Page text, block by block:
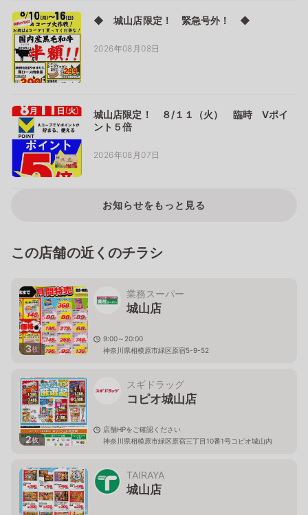
◆ 城山店限定！ 緊急号外！ ◆
2026年08月08日
城山店限定！ ８/１１（火） 臨時 Vポイ
ント５倍
2026年08月07日
お知らせをもっと見る
この店舗の近くのチラシ
3枚
業務スーパー
城山店
9:00～20:00
神奈川県相模原市緑区原宿5-9-52
2枚
スギドラッグ
コピオ城山店
店舗HPをご確認ください
神奈川県相模原市緑区原宿三丁目10番1号コピオ城山内
TAIRAYA
城山店